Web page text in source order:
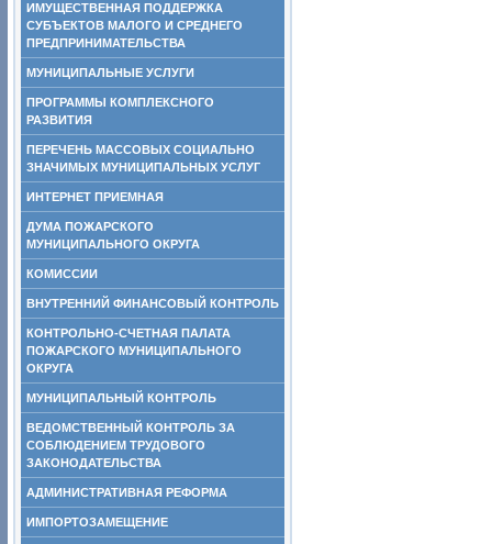
ИМУЩЕСТВЕННАЯ ПОДДЕРЖКА
СУБЪЕКТОВ МАЛОГО И СРЕДНЕГО
ПРЕДПРИНИМАТЕЛЬСТВА
МУНИЦИПАЛЬНЫЕ УСЛУГИ
ПРОГРАММЫ КОМПЛЕКСНОГО
РАЗВИТИЯ
ПЕРЕЧЕНЬ МАССОВЫХ СОЦИАЛЬНО
ЗНАЧИМЫХ МУНИЦИПАЛЬНЫХ УСЛУГ
ИНТЕРНЕТ ПРИЕМНАЯ
ДУМА ПОЖАРСКОГО
МУНИЦИПАЛЬНОГО ОКРУГА
КОМИССИИ
ВНУТРЕННИЙ ФИНАНСОВЫЙ КОНТРОЛЬ
КОНТРОЛЬНО-СЧЕТНАЯ ПАЛАТА
ПОЖАРСКОГО МУНИЦИПАЛЬНОГО
ОКРУГА
МУНИЦИПАЛЬНЫЙ КОНТРОЛЬ
ВЕДОМСТВЕННЫЙ КОНТРОЛЬ ЗА
СОБЛЮДЕНИЕМ ТРУДОВОГО
ЗАКОНОДАТЕЛЬСТВА
АДМИНИСТРАТИВНАЯ РЕФОРМА
ИМПОРТОЗАМЕЩЕНИЕ